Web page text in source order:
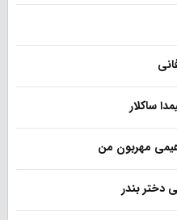
ساکلار
مهربون من
دختر بندر